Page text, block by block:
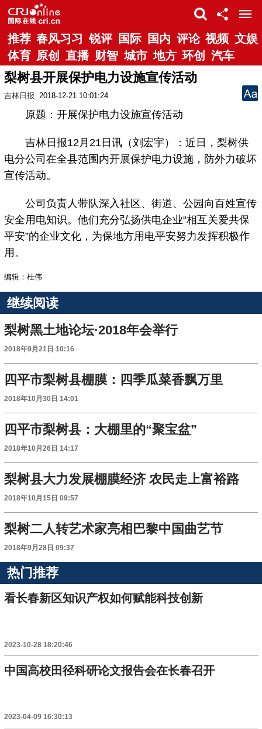
推荐 春风习习 锐评 国际 国内 评论 视频 文娱
体育 原创 直播 财智 城市 地方 环创 汽车
梨树县开展保护电力设施宣传活动
吉林日报 2018-12-21 10:01:24
原题：开展保护电力设施宣传活动
吉林日报12月21日讯（刘宏宇）：近日，梨树供
电分公司在全县范围内开展保护电力设施，防外力破坏
宣传活动。
公司负责人带队深入社区、街道、公园向百姓宣传
安全用电知识。他们充分弘扬供电企业“相互关爱共保
平安”的企业文化，为保地方用电平安努力发挥积极作
用。
编辑：杜伟
继续阅读
梨树黑土地论坛·2018年会举行
2018年9月21日 10:16
四平市梨树县棚膜：四季瓜菜香飘万里
2018年10月30日 14:01
四平市梨树县：大棚里的“聚宝盆”
2018年10月26日 14:17
梨树县大力发展棚膜经济 农民走上富裕路
2018年10月15日 09:57
梨树二人转艺术家亮相巴黎中国曲艺节
2018年9月28日 09:37
热门推荐
看长春新区知识产权如何赋能科技创新
2023-10-28 18:20:46
中国高校田径科研论文报告会在长春召开
2023-04-09 16:30:13